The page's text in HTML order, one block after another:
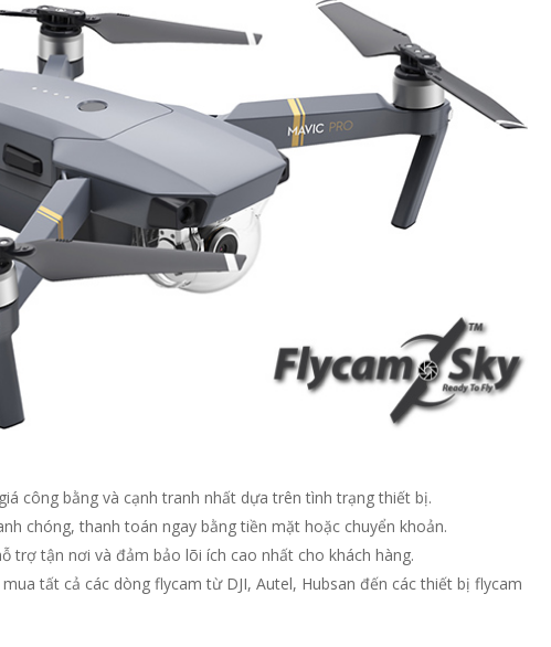
công bằng và cạnh tranh nhất dựa trên tình trạng thiết bị.
chóng, thanh toán ngay bằng tiền mặt hoặc chuyển khoản.
trợ tận nơi và đảm bảo lõi ích cao nhất cho khách hàng.
tất cả các dòng flycam từ DJI, Autel, Hubsan đến các thiết bị flycam